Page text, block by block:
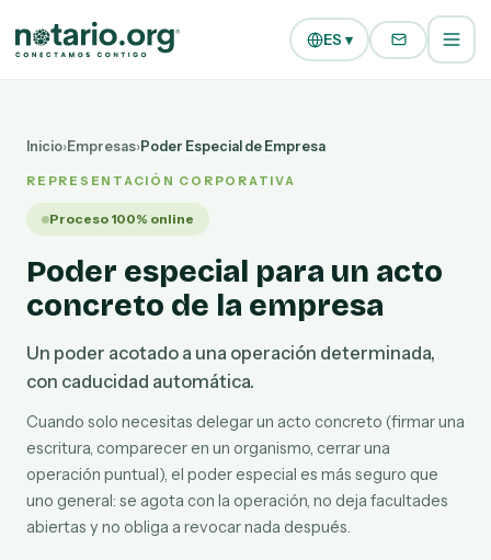
ES ▾
Inicio›Empresas›Poder Especial de Empresa
REPRESENTACIÓN CORPORATIVA
Proceso 100% online
Poder especial para un acto
concreto de la empresa
Un poder acotado a una operación determinada,
con caducidad automática.
Cuando solo necesitas delegar un acto concreto (firmar una
escritura, comparecer en un organismo, cerrar una
operación puntual), el poder especial es más seguro que
uno general: se agota con la operación, no deja facultades
abiertas y no obliga a revocar nada después.